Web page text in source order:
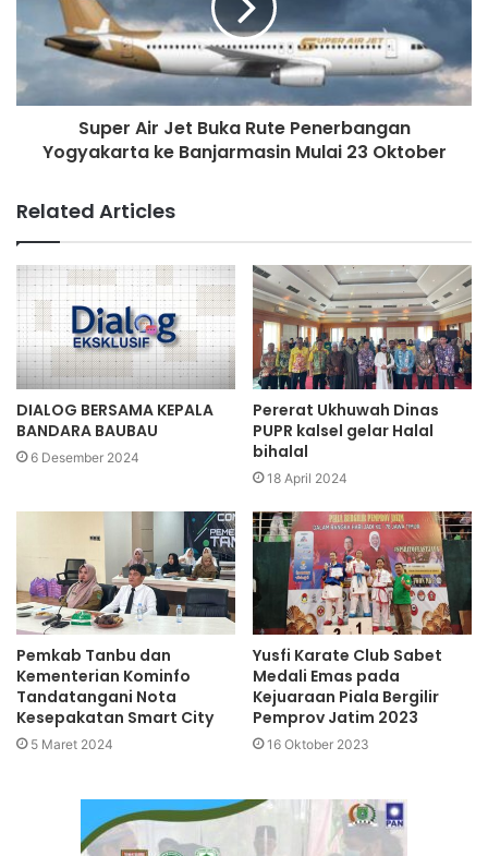
Super Air Jet Buka Rute Penerbangan
Yogyakarta ke Banjarmasin Mulai 23 Oktober
Related Articles
DIALOG BERSAMA KEPALA
BANDARA BAUBAU
6 Desember 2024
Pererat Ukhuwah Dinas
PUPR kalsel gelar Halal
bihalal
18 April 2024
Pemkab Tanbu dan
Kementerian Kominfo
Tandatangani Nota
Kesepakatan Smart City
5 Maret 2024
Yusfi Karate Club Sabet
Medali Emas pada
Kejuaraan Piala Bergilir
Pemprov Jatim 2023
16 Oktober 2023